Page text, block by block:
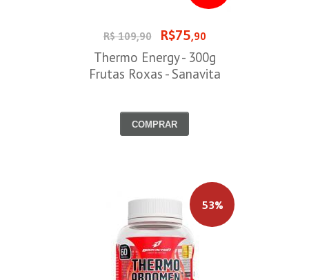
R$ 109,90 R$75,90
Thermo Energy - 300g
Frutas Roxas - Sanavita
COMPRAR
53%